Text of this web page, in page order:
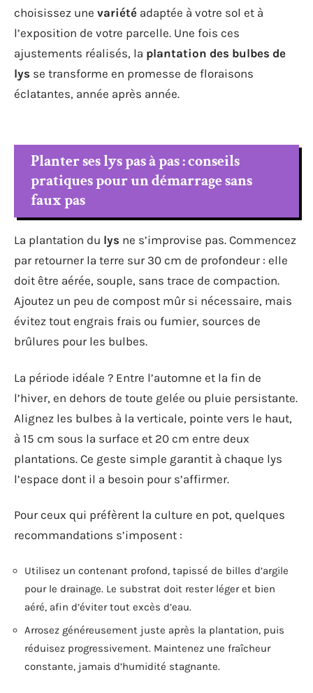
choisissez une variété adaptée à votre sol et à
l’exposition de votre parcelle. Une fois ces
ajustements réalisés, la plantation des bulbes de
lys se transforme en promesse de floraisons
éclatantes, année après année.
Planter ses lys pas à pas : conseils
pratiques pour un démarrage sans
faux pas
La plantation du lys ne s’improvise pas. Commencez
par retourner la terre sur 30 cm de profondeur : elle
doit être aérée, souple, sans trace de compaction.
Ajoutez un peu de compost mûr si nécessaire, mais
évitez tout engrais frais ou fumier, sources de
brûlures pour les bulbes.
La période idéale ? Entre l’automne et la fin de
l’hiver, en dehors de toute gelée ou pluie persistante.
Alignez les bulbes à la verticale, pointe vers le haut,
à 15 cm sous la surface et 20 cm entre deux
plantations. Ce geste simple garantit à chaque lys
l’espace dont il a besoin pour s’affirmer.
Pour ceux qui préfèrent la culture en pot, quelques
recommandations s’imposent :
Utilisez un contenant profond, tapissé de billes d’argile
pour le drainage. Le substrat doit rester léger et bien
aéré, afin d’éviter tout excès d’eau.
Arrosez généreusement juste après la plantation, puis
réduisez progressivement. Maintenez une fraîcheur
constante, jamais d’humidité stagnante.